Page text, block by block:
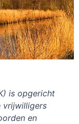
is opgericht
vrijwilligers
en